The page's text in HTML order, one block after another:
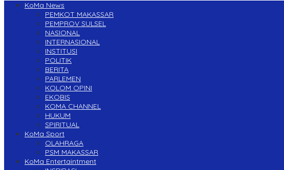
KoMa News
PEMKOT MAKASSAR
PEMPROV SULSEL
NASIONAL
INTERNASIONAL
INSTITUSI
POLITIK
BERITA
PARLEMEN
KOLOM OPINI
EKOBIS
KOMA CHANNEL
HUKUM
SPIRITUAL
KoMa Sport
OLAHRAGA
PSM MAKASSAR
KoMa Entertaintment